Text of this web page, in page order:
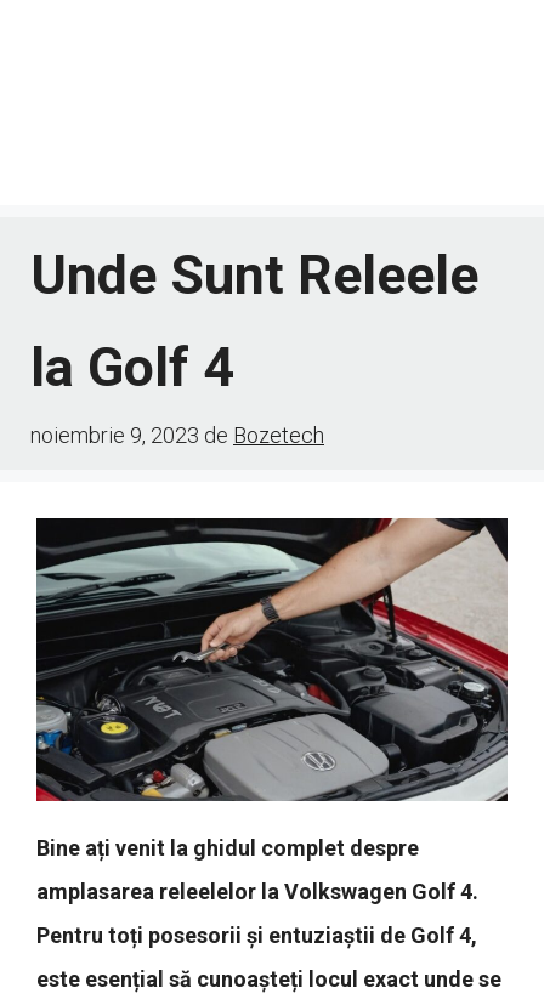
Unde Sunt Releele
la Golf 4
noiembrie 9, 2023 de Bozetech
Bine ați venit la ghidul complet despre
amplasarea releelelor la Volkswagen Golf 4.
Pentru toți posesorii și entuziaștii de Golf 4,
este esențial să cunoașteți locul exact unde se